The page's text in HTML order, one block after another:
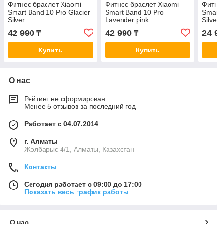
Фитнес браслет Xiaomi
Smart Band 10 Pro Glacier
Silver
42 990 ₸
Купить
Фитнес браслет Xiaomi
Smart Band 10 Pro
Lavender pink
42 990₸
Купить
24
О нас
Рейтинг не сформирован
Менее 5 отзывов за последний год
Работает с 04.07.2014
г. Алматы
Жолбарыс 4/1, Алматы, Казахстан
Контакты
Сегодня работает с 09:00 до 17:00
Показать весь график работы
О нас